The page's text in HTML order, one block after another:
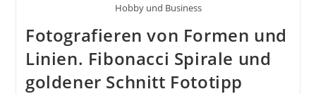
Hobby und Business
Fotografieren von Formen und
Linien. Fibonacci Spirale und
goldener Schnitt Fototipp